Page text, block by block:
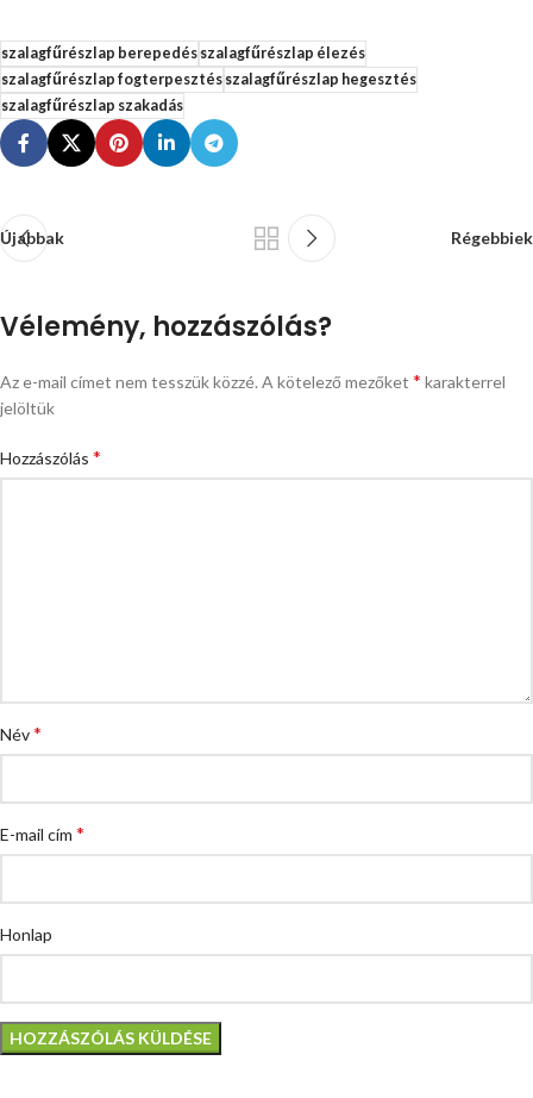
szalagfűrészlap berepedésszalagfűrészlap élezés
szalagfűrészlap fogterpesztésszalagfűrészlap hegesztés
szalagfűrészlap szakadás
Újabbak Régebbiek
Vélemény, hozzászólás?
Az e-mail címet nem tesszük közzé. A kötelező mezőket * karakterrel
jelöltük
Hozzászólás *
Név*
E-mail cím *
Honlap